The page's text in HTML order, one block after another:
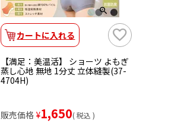
カートに入れる
【満足：美温活】 ショーツ よもぎ
蒸し心地 無地 1分丈 立体縫製(37-
4704H)
販売価格 ¥1,650 税込